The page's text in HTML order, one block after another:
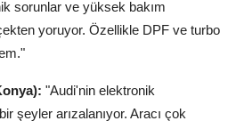
sorunlar ve yüksek bakım
yoruyor. Özellikle DPF ve turbo
"Audi'nin elektronik
şeyler arızalanıyor. Aracı çok